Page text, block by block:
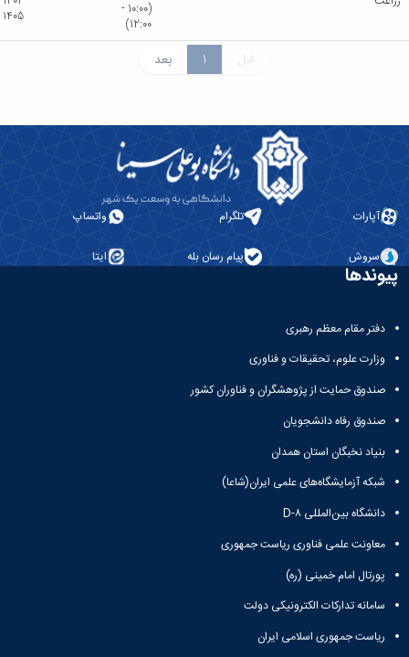
(10:00 -
12:00)
1405
قبل 1 بعد
آپارات تلگرام واتساپ
سروش پیام رسان بله ایتا
پیوندها
دفتر مقام معظم رهبری
وزارت علوم، تحقیقات و فناوری
صندوق حمایت از پژوهشگران و فناوران کشور
صندوق رفاه دانشجویان
بنیاد نخبگان استان همدان
شبکه آزمایشگاه‌های علمی ایران(شاعا)
دانشگاه بین‌المللی D-۸
معاونت علمی فناوری ریاست جمهوری
پورتال امام خمینی (ره)
سامانه تدارکات الکترونیکی دولت
ریاست جمهوری اسلامی ایران